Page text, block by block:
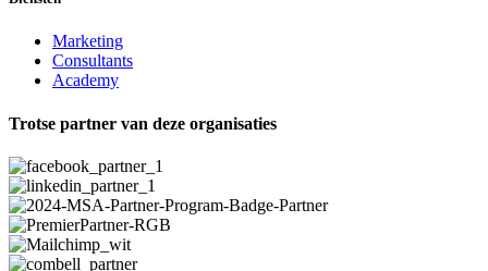
Marketing
Consultants
Academy
Trotse partner van deze organisaties